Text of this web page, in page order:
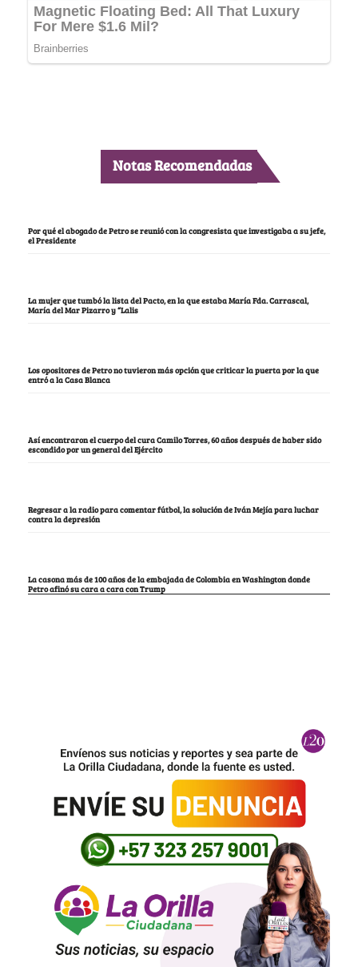
Notas Recomendadas
Por qué el abogado de Petro se reunió con la congresista que investigaba a su jefe,
el Presidente
La mujer que tumbó la lista del Pacto, en la que estaba María Fda. Carrascal,
María del Mar Pizarro y “Lalis
Los opositores de Petro no tuvieron más opción que criticar la puerta por la que
entró a la Casa Blanca
Así encontraron el cuerpo del cura Camilo Torres, 60 años después de haber sido
escondido por un general del Ejército
Regresar a la radio para comentar fútbol, la solución de Iván Mejía para luchar
contra la depresión
La casona más de 100 años de la embajada de Colombia en Washington donde
Petro afinó su cara a cara con Trump